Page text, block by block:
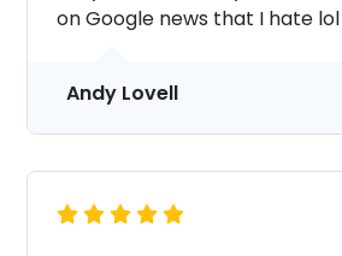
on Google news that I hate lol
Andy Lovell